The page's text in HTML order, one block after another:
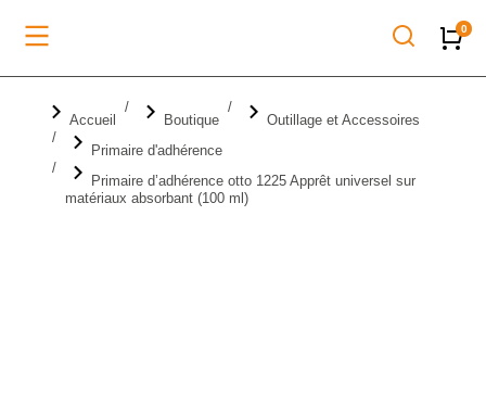
Vous êtes ici :
Accueil Boutique
Outillage et Accessoires
Primaire d'adhérence
Primaire d’adhérence otto 1225 Apprêt universel sur
matériaux absorbant (100 ml)